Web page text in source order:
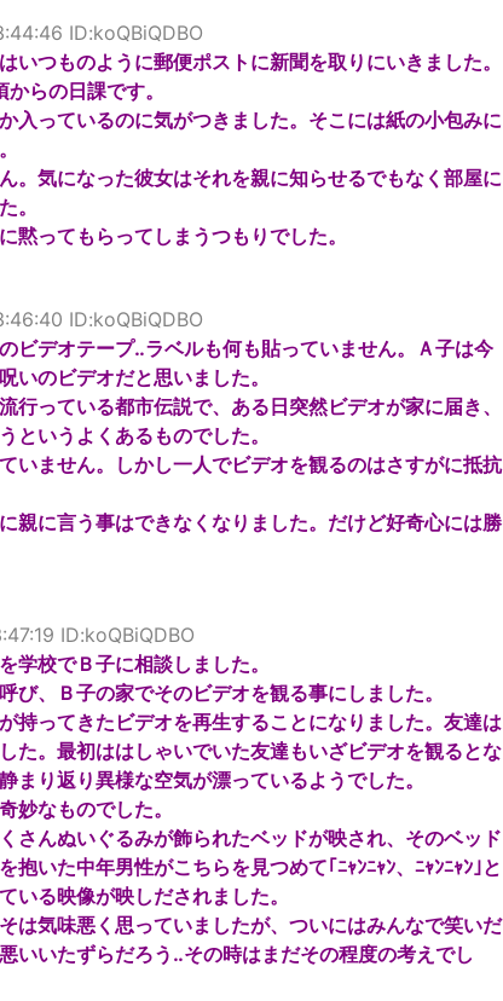
ID:koQBiQDBO
いつものように郵便ポストに新聞を取りにいきました。
らの日課です。
入っているのに気がつきました。そこには紙の小包みに
。気になった彼女はそれを親に知らせるでもなく部屋に
。
黙ってもらってしまうつもりでした。
ID:koQBiQDBO
ビデオテープ‥ラベルも何も貼っていません。Ａ子は今
いのビデオだと思いました。
行っている都市伝説で、ある日突然ビデオが家に届き、
というよくあるものでした。
いません。しかし一人でビデオを観るのはさすがに抵抗
親に言う事はできなくなりました。だけど好奇心には勝
ID:koQBiQDBO
学校でＢ子に相談しました。
び、Ｂ子の家でそのビデオを観る事にしました。
持ってきたビデオを再生することになりました。友達は
た。最初ははしゃいでいた友達もいざビデオを観るとな
まり返り異様な空気が漂っているようでした。
妙なものでした。
さんぬいぐるみが飾られたベッドが映され、そのベッド
抱いた中年男性がこちらを見つめて｢ﾆｬﾝﾆｬﾝ、ﾆｬﾝﾆｬﾝ｣と
いる映像が映しだされました。
は気味悪く思っていましたが、ついにはみんなで笑いだ
いいたずらだろう‥その時はまだその程度の考えでし